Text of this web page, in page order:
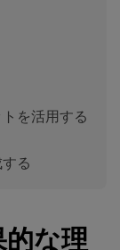
を活用する
る
な理